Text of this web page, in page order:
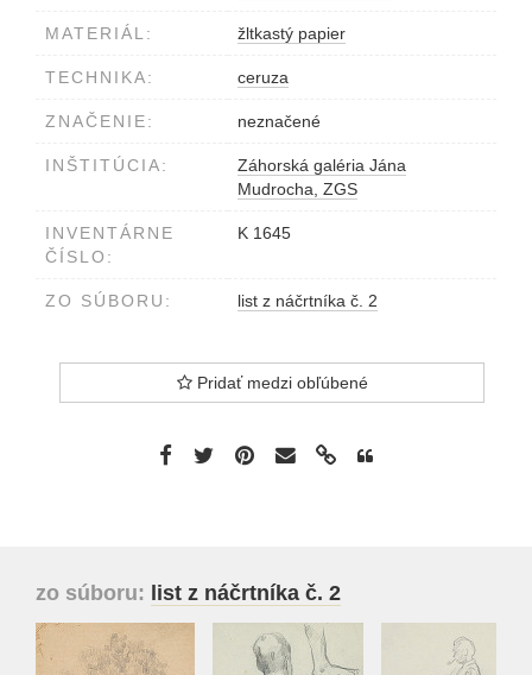
MATERIÁL: žltkastý papier
TECHNIKA: ceruza
ZNAČENIE: neznačené
INŠTITÚCIA:
Záhorská galéria Jána
Mudrocha, ZGS
INVENTÁRNE
ČÍSLO:
K 1645
ZO SÚBORU: list z náčrtníka č. 2
Pridať medzi obľúbené
zo súboru: list z náčrtníka č. 2